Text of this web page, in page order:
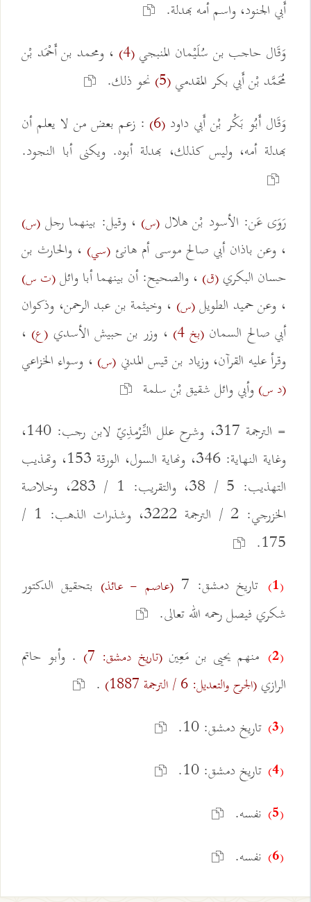
أَبي الجنود، واسم أمه بهدلة.
وَقَال حاجب بن سُلَيْمان المنبجي(4)
، ومحمد بن أَحْمَد بْن
مُحَمَّد بْن أَبي بكر المقدمي(5)
نحو ذلك.
وَقَال أَبُو بَكْر بْن أَبي داود (6)
: زعم بعض من لا يعلم أن
بهدلة أمه، وليس كذلك، بهدلة أبوه. ويكنى أبا النجود.
رَوَى عَن: الأسود بْن هلال (س) ، وقيل: بينهما رجل(س)
، وعن باذان أبي صالح موسى أم هانئ (سي) ، والحارث بن
حسان البكري(ق) ، والصحيح: أن بينهما أبا وائل(ت س)
، وعن حميد الطويل(س) ، وخيثمة بن عبد الرحمن، وذكوان
أبي صالح السمان (بخ 4) ، وزر بن حبيش الأسدي (ع) ،
وقرأ عليه القرآن، وزياد بن قيس المدني (س) ، وسواء الخزاعي
(د س) وأبي وائل شقيق بْن سلمة
= الترجمة 317، وشرح علل التِّرْمِذِيّ لابن رجب: 140،
وغاية النهاية: 346، ونهاية السول، الورقة 153، وتهذيب
التهذيب: 5 / 38، والتقريب: 1 / 283، وخلاصة
الخزرجي: 2 / الترجمة 3222، وشذرات الذهب: 1 /
175.
(1) تاريخ دمشق: 7 (عاصم - عائذ) بتحقيق الدكتور
شكري فيصل رحمه الله تعالى.
(2) منهم يحيى بن مَعِين(تاريخ دمشق: 7)
. وأبو حاتم
الرازي(الجرح والتعديل: 6 / الترجمة 1887) .
(3) تاريخ دمشق: 10.
(4) تاريخ دمشق: 10.
(5) نفسه.
(6) نفسه.